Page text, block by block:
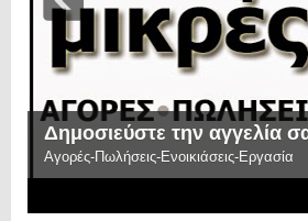
Δημοσιεύστε την αγγελία
Αγορές-Πωλήσεις-Ενοικιάσεις-Εργασία